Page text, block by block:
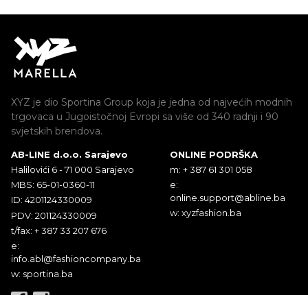
XYZ je dio Sportina Group koja je jedna od najvećih modnih
trgovaca u Jugoistočnoj Evropi sa više od 340 radnji i 90
svjetskih brendova.
AB-LINE d.o.o. Sarajevo
Halilovići 6 - 71 000 Sarajevo
MBS: 65-01-0360-11
ID: 4201124330009
PDV: 201124330009
t/fax: + 387 33 207 676
e:
info.abl@fashioncompany.ba
w: sportina.ba
ONLINE PODRŠKA
m: + 387 61 301 058
e:
online.support@abline.ba
w: xyzfashion.ba